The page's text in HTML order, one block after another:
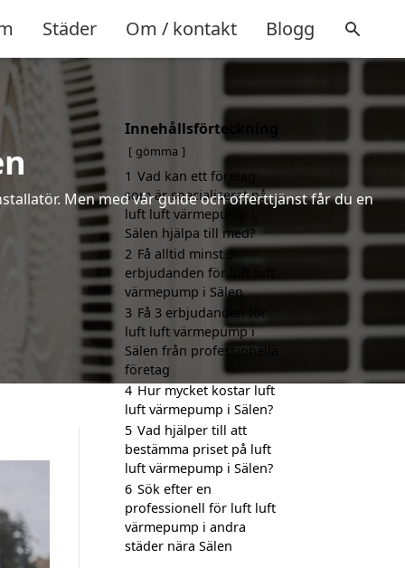
Städer Om / kontakt Blogg
Men med vår guide och offerttjänst får du en
Innehållsförteckning
gömma
1 Vad kan ett företag
som är specialiserat på
luft luft värmepump i
Sälen hjälpa till med?
2 Få alltid minst 3
erbjudanden för luft luft
värmepump i Sälen
3 Få 3 erbjudanden för
luft luft värmepump i
Sälen från professionella
företag
4 Hur mycket kostar luft
luft värmepump i Sälen?
5 Vad hjälper till att
bestämma priset på luft
luft värmepump i Sälen?
6 Sök efter en
professionell för luft luft
värmepump i andra
städer nära Sälen